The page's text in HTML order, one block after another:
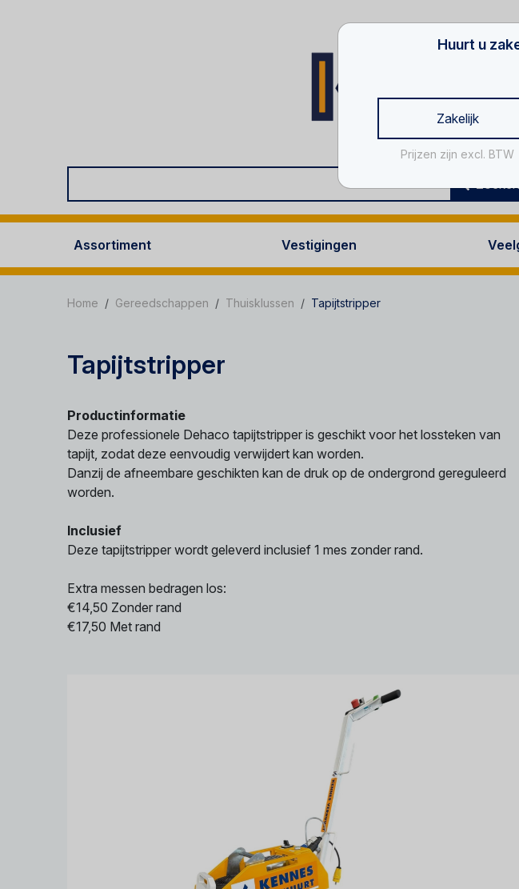
Zoeken
Assortiment Vestigingen
Home Gereedschappen Thuisklussen Tapijtstripper
Tapijtstripper
Productinformatie
Deze professionele Dehaco tapijtstripper is geschikt voor het lossteken van
tapijt, zodat deze eenvoudig verwijdert kan worden.
Danzij de afneembare geschikten kan de druk op de ondergrond gereguleerd
worden.
Inclusief
Deze tapijtstripper wordt geleverd inclusief 1 mes zonder rand.
Extra messen bedragen los:
€14,50 Zonder rand
€17,50 Met rand
Huurt u
Zakelijk
Prijzen zijn excl. BTW